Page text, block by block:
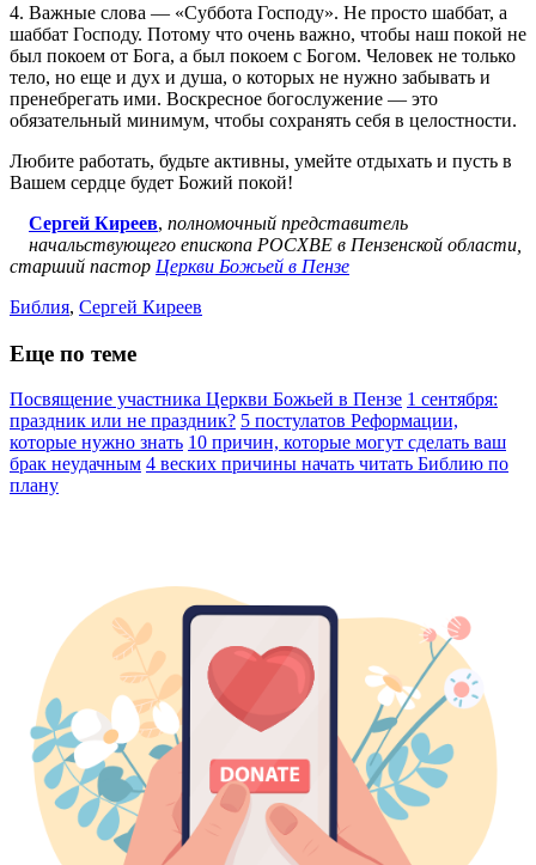
4. Важные слова — «Суббота Господу». Не просто шаббат, а
шаббат Господу. Потому что очень важно, чтобы наш покой не
был покоем от Бога, а был покоем с Богом. Человек не только
тело, но еще и дух и душа, о которых не нужно забывать и
пренебрегать ими. Воскресное богослужение — это
обязательный минимум, чтобы сохранять себя в целостности.
Любите работать, будьте активны, умейте отдыхать и пусть в
Вашем сердце будет Божий покой!
Сергей Киреев, полномочный представитель
начальствующего епископа РОСХВЕ в Пензенской области,
старший пастор Церкви Божьей в Пензе
Библия, Сергей Киреев
Еще по теме
Посвящение участника Церкви Божьей в Пензе 1 сентября:
праздник или не праздник? 5 постулатов Реформации,
которые нужно знать 10 причин, которые могут сделать ваш
брак неудачным 4 веских причины начать читать Библию по
плану